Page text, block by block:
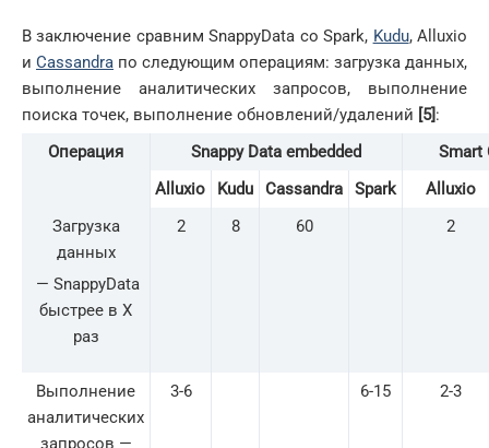
В заключение сравним SnappyData со Spark, Kudu, Alluxio
и Cassandra по следующим операциям: загрузка данных,
выполнение аналитических запросов, выполнение
поиска точек, выполнение обновлений/удалений [5] :
Операция
Snappy Data embedded
Smart
Alluxio
Kudu Cassandra Spark
Alluxio
Загрузка
данных
— SnappyData
быстрее в Х
раз
2 8 60 2
Выполнение
аналитических
запросов —
3-6 6-15 2-3